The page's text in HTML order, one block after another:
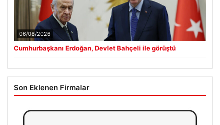
06/08/2026
Cumhurbaşkanı Erdoğan, Devlet Bahçeli ile görüştü
Son Eklenen Firmalar